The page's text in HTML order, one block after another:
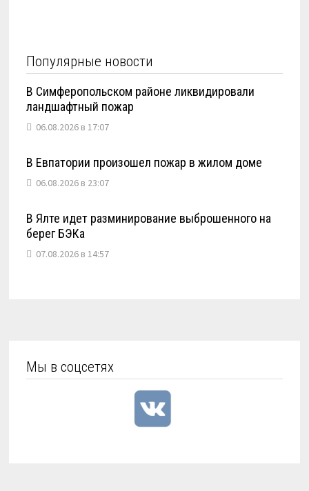
Популярные новости
В Симферопольском районе ликвидировали
ландшафтный пожар
06.08.2026 в 17:07
В Евпатории произошел пожар в жилом доме
06.08.2026 в 23:07
В Ялте идет разминирование выброшенного на
берег БЭКа
07.08.2026 в 14:57
Мы в соцсетях